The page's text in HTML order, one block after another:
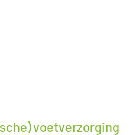
voetverzorging